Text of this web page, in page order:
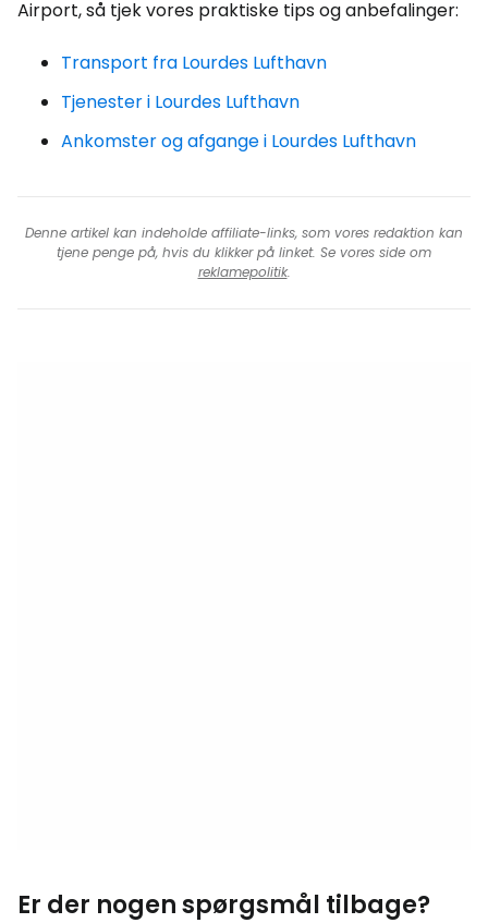
Airport, så tjek vores praktiske tips og anbefalinger:
Transport fra Lourdes Lufthavn
Tjenester i Lourdes Lufthavn
Ankomster og afgange i Lourdes Lufthavn
Denne artikel kan indeholde affiliate-links, som vores redaktion kan
tjene penge på, hvis du klikker på linket. Se vores side om
reklamepolitik.
Er der nogen spørgsmål tilbage?